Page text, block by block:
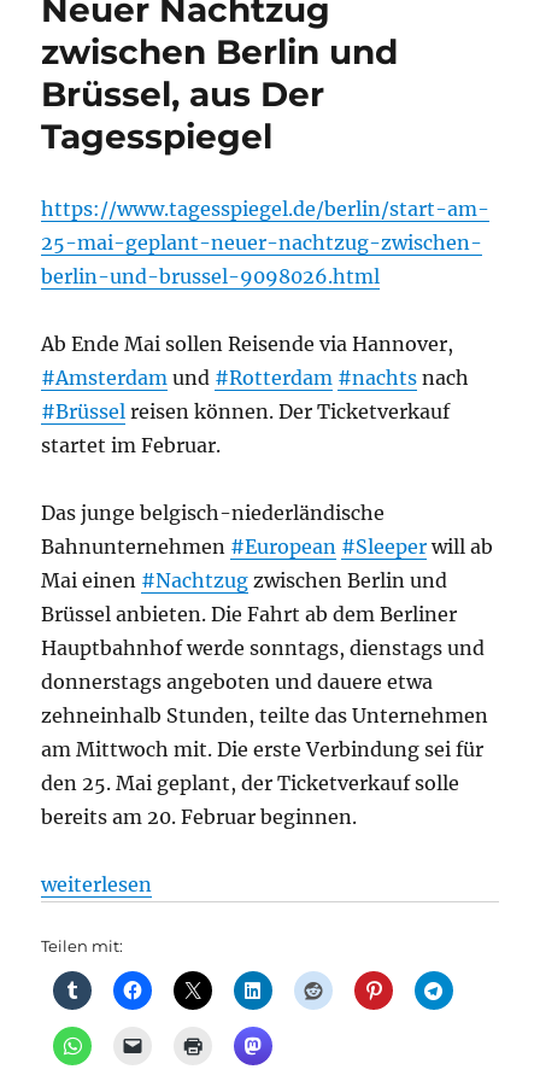
Neuer Nachtzug
zwischen Berlin und
Brüssel, aus Der
Tagesspiegel
https://www.tagesspiegel.de/berlin/start-am-
25-mai-geplant-neuer-nachtzug-zwischen-
berlin-und-brussel-9098026.html
Ab Ende Mai sollen Reisende via Hannover,
#Amsterdam und #Rotterdam #nachts nach
#Brüssel reisen können. Der Ticketverkauf
startet im Februar.
Das junge belgisch-niederländische
Bahnunternehmen #European #Sleeper will ab
Mai einen #Nachtzug zwischen Berlin und
Brüssel anbieten. Die Fahrt ab dem Berliner
Hauptbahnhof werde sonntags, dienstags und
donnerstags angeboten und dauere etwa
zehneinhalb Stunden, teilte das Unternehmen
am Mittwoch mit. Die erste Verbindung sei für
den 25. Mai geplant, der Ticketverkauf solle
bereits am 20. Februar beginnen.
„Bahnverkehr: Update Start am 25. Mai geplant:
weiterlesen
Teilen mit: